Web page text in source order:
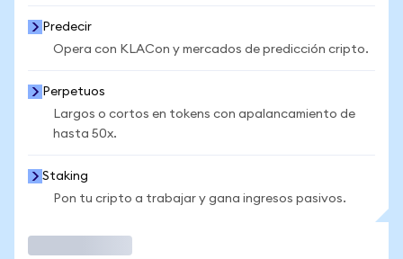
Predecir
Opera con KLACon y mercados de predicción cripto.
Perpetuos
Largos o cortos en tokens con apalancamiento de
hasta 50x.
Staking
Pon tu cripto a trabajar y gana ingresos pasivos.